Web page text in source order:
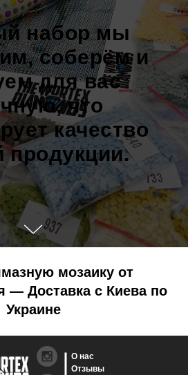
набор мы
соберём и
для вас
что
качество
продукции.
мозаику от
— Доставка с Киева по
Украине
О нас
Отзывы